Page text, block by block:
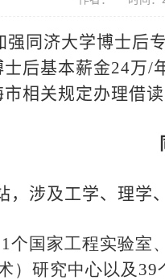
强同济大学博士后
后基本薪金24万/
相关规定办理借
，涉及工学、理学
1个国家工程实验室、
）研究中心以及 39